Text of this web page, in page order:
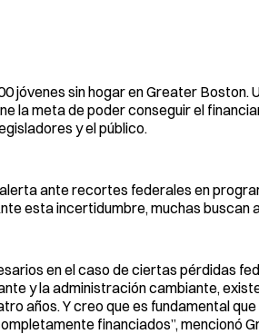
jóvenes sin hogar en Greater
la meta de poder conseguir el
y el público.
ante recortes federales en
esta incertidumbre, muchas
en el caso de ciertas pérdidas
y la administración cambiante,
años. Y creo que es fundamental
financiados”, mencionó